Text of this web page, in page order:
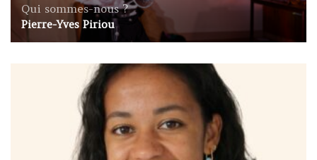
Qui sommes-nous ?
Pierre-Yves Piriou